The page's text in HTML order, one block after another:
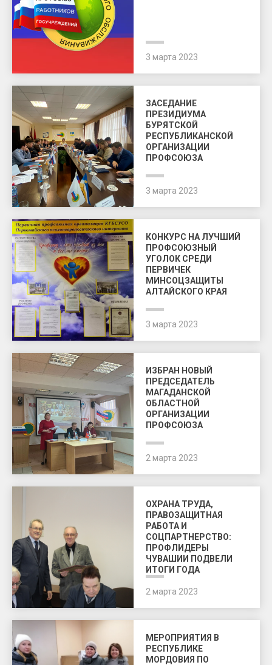
3 марта 2023
ЗАСЕДАНИЕ
ПРЕЗИДИУМА
БУРЯТСКОЙ
РЕСПУБЛИКАНСКОЙ
ОРГАНИЗАЦИИ
ПРОФСОЮЗА
3 марта 2023
КОНКУРС НА ЛУЧШИЙ
ПРОФСОЮЗНЫЙ
УГОЛОК СРЕДИ
ПЕРВИЧЕК
МИНСОЦЗАЩИТЫ
АЛТАЙСКОГО КРАЯ
3 марта 2023
ИЗБРАН НОВЫЙ
ПРЕДСЕДАТЕЛЬ
МАГАДАНСКОЙ
ОБЛАСТНОЙ
ОРГАНИЗАЦИИ
ПРОФСОЮЗА
2 марта 2023
ОХРАНА ТРУДА,
ПРАВОЗАЩИТНАЯ
РАБОТА И
СОЦПАРТНЕРСТВО:
ПРОФЛИДЕРЫ
ЧУВАШИИ ПОДВЕЛИ
ИТОГИ ГОДА
2 марта 2023
МЕРОПРИЯТИЯ В
РЕСПУБЛИКЕ
МОРДОВИЯ ПО